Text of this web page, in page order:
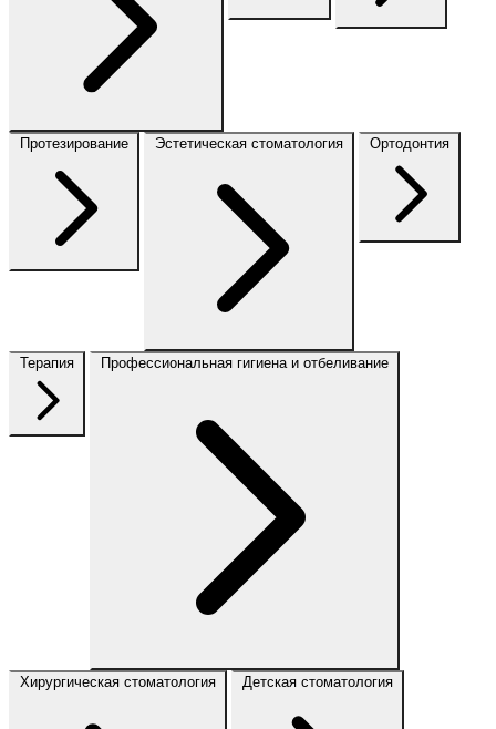
Протезирование Эстетическая стоматология Ортодонтия
Терапия Профессиональная гигиена и отбеливание
Хирургическая стоматология Детская стоматология